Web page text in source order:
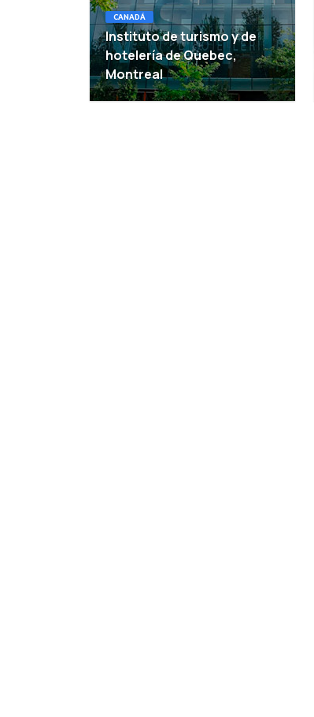
CANADÁ
Instituto de turismo y de
hotelería de Quebec,
Montreal